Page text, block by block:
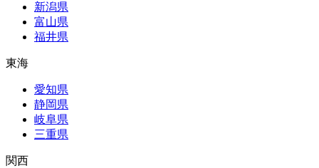
新潟県
富山県
福井県
東海
愛知県
静岡県
岐阜県
三重県
関西